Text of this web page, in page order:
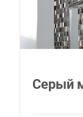
Серый